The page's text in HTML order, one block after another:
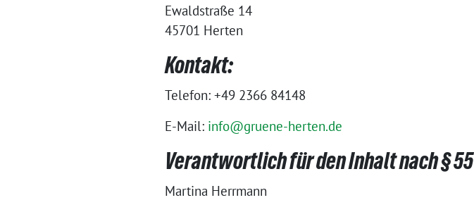
Ewaldstraße 14
45701 Herten
Kontakt:
Telefon: +49 2366 84148
E-Mail: info@gruene-herten.de
Verantwortlich für den Inhalt nach § 55
Martina Herrmann